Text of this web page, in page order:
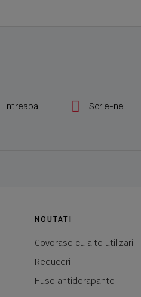
Intreaba Scrie-ne
NOUTATI
Covorase cu alte utilizari
Reduceri
Huse antiderapante